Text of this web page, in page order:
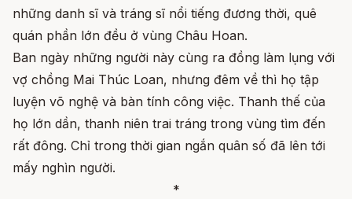
những danh sĩ và tráng sĩ nổi tiếng đương thời, quê
quán phần lớn đều ở vùng Châu Hoan.
Ban ngày những người này cùng ra đồng làm lụng với
vợ chồng Mai Thúc Loan, nhưng đêm về thì họ tập
luyện võ nghệ và bàn tính công việc. Thanh thế của
họ lớn dần, thanh niên trai tráng trong vùng tìm đến
rất đông. Chỉ trong thời gian ngắn quân số đã lên tới
mấy nghìn người.
*